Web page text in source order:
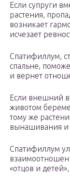
Если супруги
растения,
возникает
исчезает
Спатифиллум,
спальне,
и вернет
Если внешний
животом
тому же
вынашивания и
Спатифиллум
«отцов и